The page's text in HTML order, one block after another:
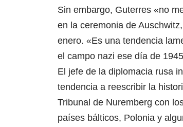
Sin embargo, Guterres «no
en la ceremonia de
enero. «Es una tendencia
el campo nazi ese día de
El jefe de la diplomacia rusa
tendencia a reescribir la
Tribunal de Nuremberg con
países bálticos, Polonia y